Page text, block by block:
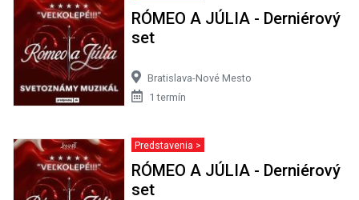
RÓMEO A JÚLIA - Derniérový
set
Bratislava-Nové Mesto
1 termín
Predstavenia >
RÓMEO A JÚLIA - Derniérový
set